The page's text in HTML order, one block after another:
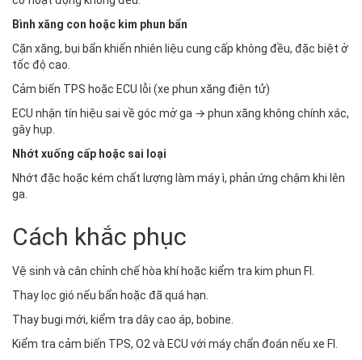
Bình xăng con hoặc kim phun bẩn
Cặn xăng, bụi bẩn khiến nhiên liệu cung cấp không đều, đặc biệt ở
tốc độ cao.
Cảm biến TPS hoặc ECU lỗi (xe phun xăng điện tử)
ECU nhận tín hiệu sai về góc mở ga → phun xăng không chính xác,
gây hụp.
Nhớt xuống cấp hoặc sai loại
Nhớt đặc hoặc kém chất lượng làm máy ì, phản ứng chậm khi lên
ga.
Cách khắc phục
Vệ sinh và cân chỉnh chế hòa khí hoặc kiểm tra kim phun FI.
Thay lọc gió nếu bẩn hoặc đã quá hạn.
Thay bugi mới, kiểm tra dây cao áp, bobine.
Kiểm tra cảm biến TPS, O2 và ECU với máy chẩn đoán nếu xe FI.